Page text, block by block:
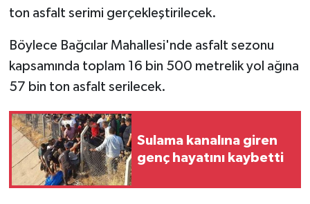
ton asfalt serimi gerçekleştirilecek.
Böylece Bağcılar Mahallesi'nde asfalt sezonu
kapsamında toplam 16 bin 500 metrelik yol ağına
57 bin ton asfalt serilecek.
Sulama kanalına giren
genç hayatını kaybetti
Turizm
ÜLKE GÜNDEMİ
YAŞAM
YEREL
Yerel Haberler